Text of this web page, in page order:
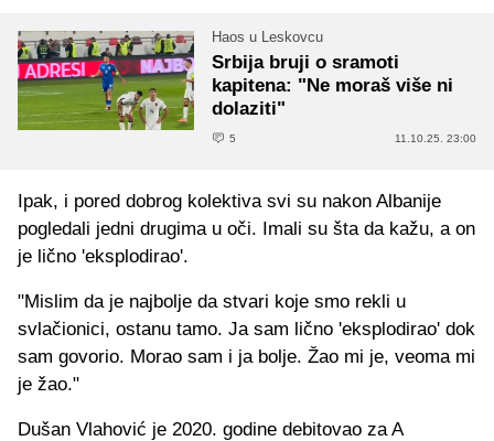
Haos u Leskovcu
Srbija bruji o sramoti
kapitena: "Ne moraš više ni
dolaziti"
5 11.10.25. 23:00
Ipak, i pored dobrog kolektiva svi su nakon Albanije
pogledali jedni drugima u oči. Imali su šta da kažu, a on
je lično 'eksplodirao'.
"Mislim da je najbolje da stvari koje smo rekli u
svlačionici, ostanu tamo. Ja sam lično 'eksplodirao' dok
sam govorio. Morao sam i ja bolje. Žao mi je, veoma mi
je žao."
Dušan Vlahović je 2020. godine debitovao za A